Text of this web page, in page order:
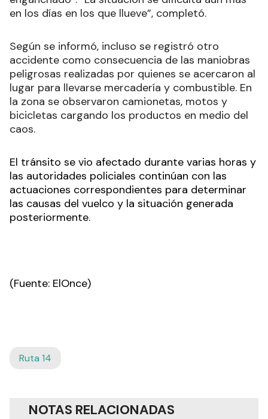
en los días en los que llueve”, completó.
Según se informó, incluso se registró otro
accidente como consecuencia de las maniobras
peligrosas realizadas por quienes se acercaron al
lugar para llevarse mercadería y combustible. En
la zona se observaron camionetas, motos y
bicicletas cargando los productos en medio del
caos.
El tránsito se vio afectado durante varias horas y
las autoridades policiales continúan con las
actuaciones correspondientes para determinar
las causas del vuelco y la situación generada
posteriormente.
(Fuente: ElOnce)
Ruta 14
NOTAS RELACIONADAS